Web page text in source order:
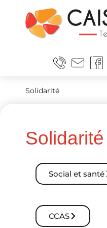
Solidarité
Solidarité
Social et santé
CCAS